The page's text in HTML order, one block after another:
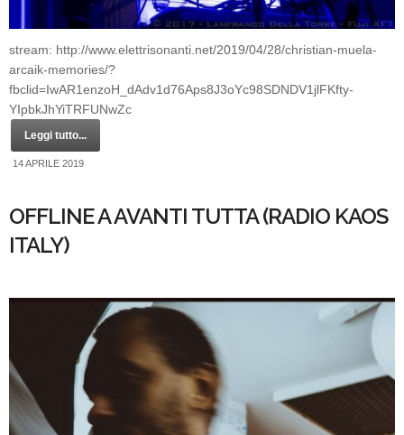
stream: http://www.elettrisonanti.net/2019/04/28/christian-muela-
arcaik-memories/?
fbclid=IwAR1enzoH_dAdv1d76Aps8J3oYc98SDNDV1jlFKfty-
YIpbkJhYiTRFUNwZc
Leggi tutto...
14 APRILE 2019
OFFLINE A AVANTI TUTTA (RADIO KAOS
ITALY)